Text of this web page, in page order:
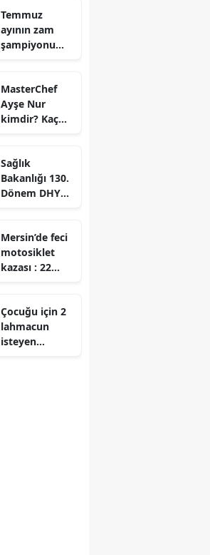
Temmuz
ayının zam
şampiyonu
MasterChef
Ayşe Nur
kimdir? Kaç
Sağlık
Bakanlığı 130.
Dönem DHY
çekilecek?
Sonuçlar ne
zaman
Mersin’de feci
motosiklet
kazası : 22
hayatını
kaybetti
Çocuğu için 2
lahmacun
isteyen